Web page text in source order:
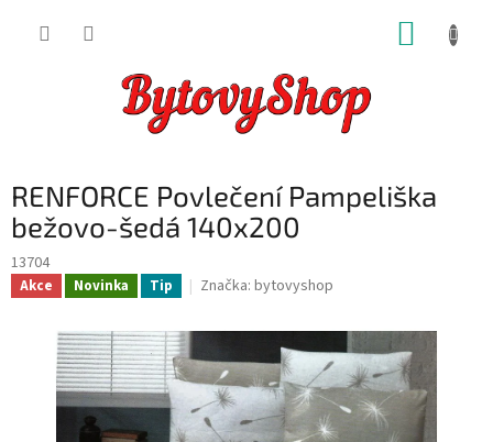
RENFORCE Povlečení Pampeliška
bežovo-šedá 140x200
13704
Akce Novinka Tip Značka: bytovyshop